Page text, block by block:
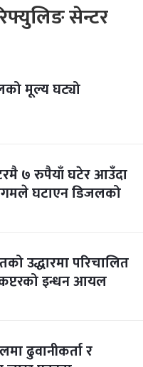
सेन्टर
मूल्य घट्यो
७ रुपैयाँ घटेर आउँदा
घटाएन डिजलको
उद्धारमा परिचालित
इन्धन आयल
ढुवानीकर्ता र